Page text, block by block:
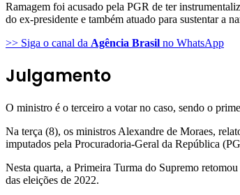
Ramagem foi acusado pela PGR de ter
do ex-presidente e também atuado para sustentar a
>> Siga o canal da Agência Brasil no WhatsApp
Julgamento
O ministro é o terceiro a votar no caso, sendo o
Na terça (8), os ministros Alexandre de Moraes,
imputados pela Procuradoria-Geral da República
Nesta quarta, a Primeira Turma do Supremo
das eleições de 2022.